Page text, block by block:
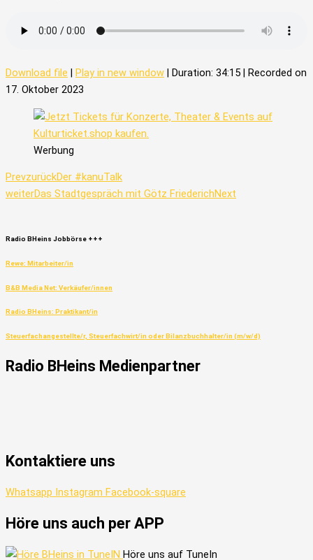
Download file | Play in new window | Duration: 34:15 | Recorded on
17. Oktober 2023
Werbung
PrevzurückDer #kanuTalk
weiterDas Stadtgespräch mit Götz FriederichNext
Radio BHeins Jobbörse +++
Rewe: Mitarbeiter/in
B&B Media Net: Verkäufer/innen
Radio BHeins: Praktikant/in
Steuerfachangestellte/r, Steuerfachwirt/in oder Bilanzbuchhalter/in (m/w/d)
Radio BHeins Medienpartner
Kontaktiere uns
Whatsapp Instagram Facebook-square
Höre uns auch per APP
Höre uns auf TuneIn